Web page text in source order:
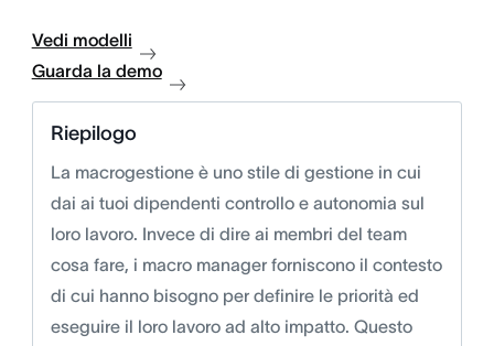
Vedi modelli
Guarda la demo
Riepilogo
La macrogestione è uno stile di gestione in cui
dai ai tuoi dipendenti controllo e autonomia sul
loro lavoro. Invece di dire ai membri del team
cosa fare, i macro manager forniscono il contesto
di cui hanno bisogno per definire le priorità ed
eseguire il loro lavoro ad alto impatto. Questo